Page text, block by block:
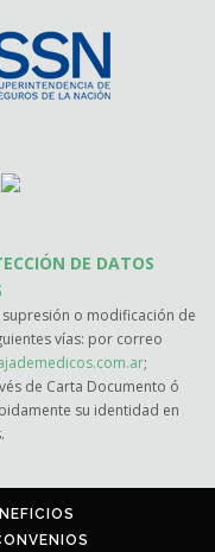
DE DATOS
o modificación de
vías: por correo
;
de Carta Documento ó
su identidad en